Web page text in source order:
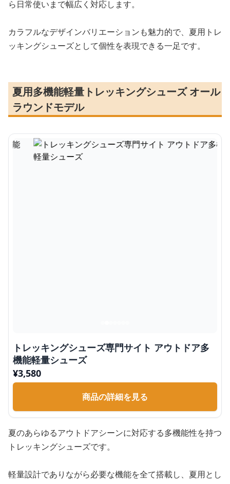
ら日常使いまで幅広く対応します。
カラフルなデザインバリエーションも魅力的で、夏用トレ
ッキングシューズとして個性を表現できる一足です。
夏用多機能軽量トレッキングシューズ オール
ラウンドモデル
トレッキングシューズ専門サイト アウトドア多
機能軽量シューズ
¥3,580
商品の詳細を見る
夏のあらゆるアウトドアシーンに対応する多機能性を持つ
トレッキングシューズです。
軽量設計でありながら必要な機能を全て搭載し、夏用とし